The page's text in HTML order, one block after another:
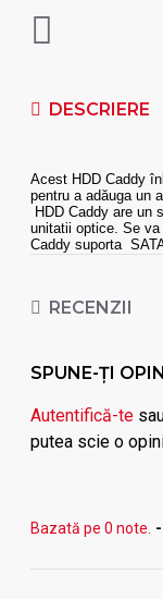
DESCRIERE
Acest HDD Caddy
pentru a adăuga un
HDD Caddy are un
unitatii optice. Se
Caddy suporta
HDD Caddy are un
Specificații HDD
- suporta SATA
- suporta SATA I, II,
HP 1000-1307TU series
RECENZII
SPUNE-ŢI
Autentifică-te
putea scie o
Bazată pe 0 note. -